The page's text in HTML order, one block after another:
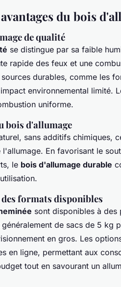
du bois
de qualité
se distingue par sa faible
rapide des feux et une
durables, comme les
environnemental limité.
uniforme.
bois d'allumage
sans additifs chimiques,
En favorisant le
le bois d'allumage durable
formats disponibles
sont disponibles à
de sacs de 5 kg
en gros. Les
en ligne, permettant aux
tout en savourant un